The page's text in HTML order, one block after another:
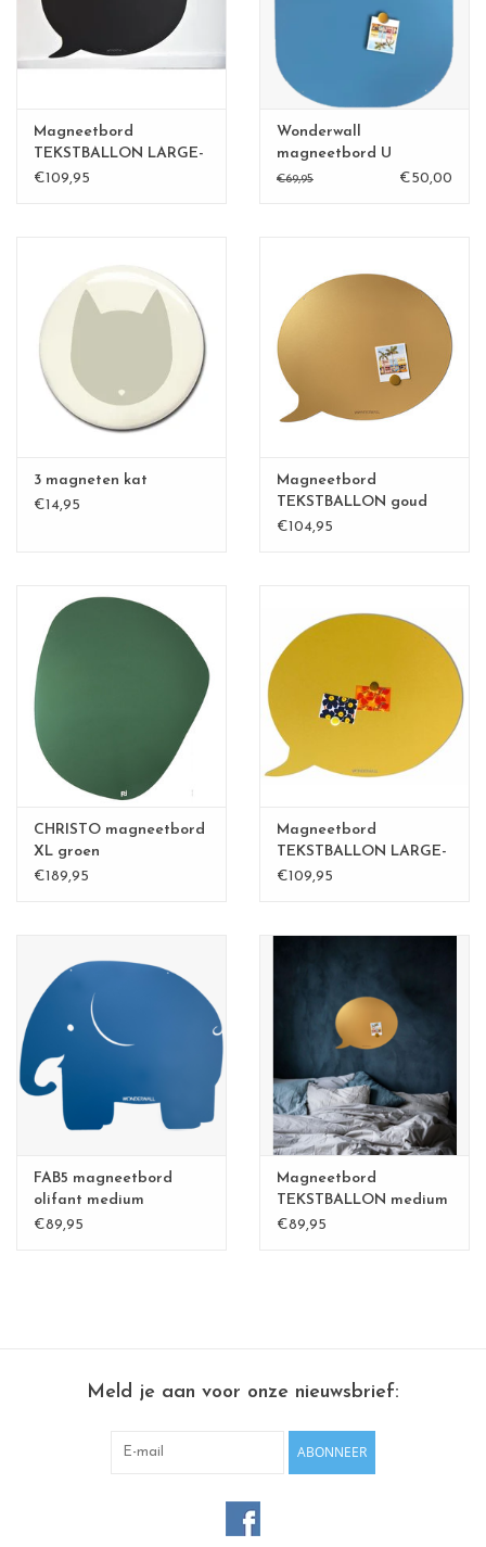
Magneetbord
TEKSTBALLON LARGE-
BLACK
€109,95
Wonderwall
magneetbord U
€69,95 €50,00
3 magneten kat
€14,95
Magneetbord
TEKSTBALLON goud
Large
€104,95
CHRISTO magneetbord
XL groen
€189,95
Magneetbord
TEKSTBALLON LARGE-
zandgeel
€109,95
FAB5 magneetbord
olifant medium
€89,95
Magneetbord
TEKSTBALLON medium
Goud -
€89,95
Meld je aan voor onze nieuwsbrief:
ABONNEER